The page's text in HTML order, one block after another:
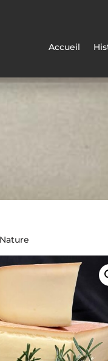
Accueil